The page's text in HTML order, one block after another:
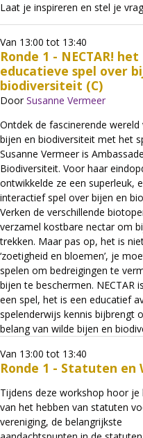
Laat je inspireren en stel je
Van 13:00 tot 13:40
Ronde 1 - NECTAR! het
educatieve spel over
biodiversiteit (C)
DoorSusanne Vermeer
Ontdek de fascinerende wereld
bijen en biodiversiteit met het
Susanne Vermeer is
Biodiversiteit. Voor haar
ontwikkelde ze een superleuk,
interactief spel over bijen en
Verken de verschillende
verzamel kostbare nectar om
trekken. Maar pas op, het is
‘zoetigheid en bloemen’, je
spelen om bedreigingen te
bijen te beschermen. NECTAR
een spel, het is een educatief
spelenderwijs kennis bijbrengt
belang van wilde bijen en
Van 13:00 tot 13:40
Ronde 1 - Statuten en
Tijdens deze workshop hoor je
van het hebben van statuten
vereniging, de belangrijkste